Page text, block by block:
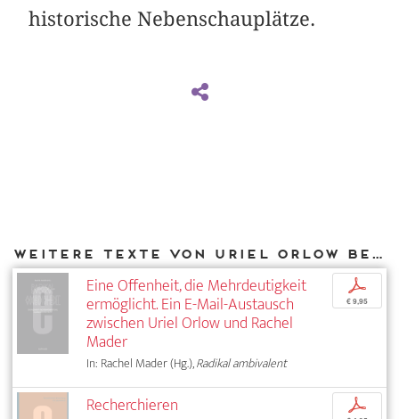
historische Nebenschauplätze.
Weitere Texte von Uriel Orlow bei DIAPHANES
Eine Offenheit, die Mehrdeutigkeit
ermöglicht. Ein E-Mail-Austausch
zwischen Uriel Orlow und Rachel
Mader
In: Rachel Mader (Hg.),Radikal ambivalent
p
€ 9,95
Recherchieren p